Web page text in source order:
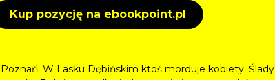
Kup pozycję na ebookpoint.pl
Poznań. W Lasku Dębińskim ktoś morduje kobiety.